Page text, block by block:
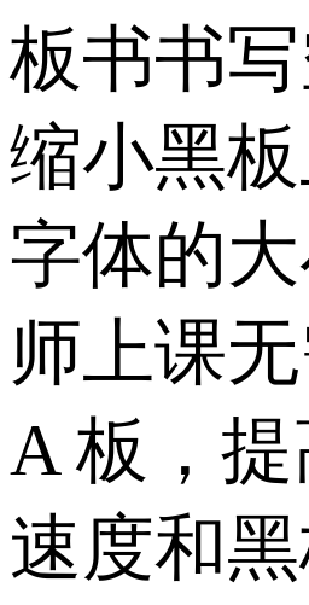
板书书写
缩小黑
字体的
师上课
A 板，
速度和